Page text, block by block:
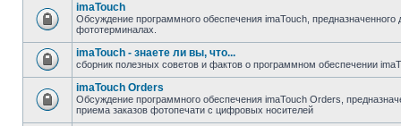
imaTouch
Обсуждение программного обеспечения imaTouch, предназначенного
фототерминалах.
imaTouch - знаете ли вы, что...
сборник полезных советов и фактов о программном обеспечении
imaTouch Orders
Обсуждение программного обеспечения imaTouch Orders,
приема заказов фотопечати с цифровых носителей